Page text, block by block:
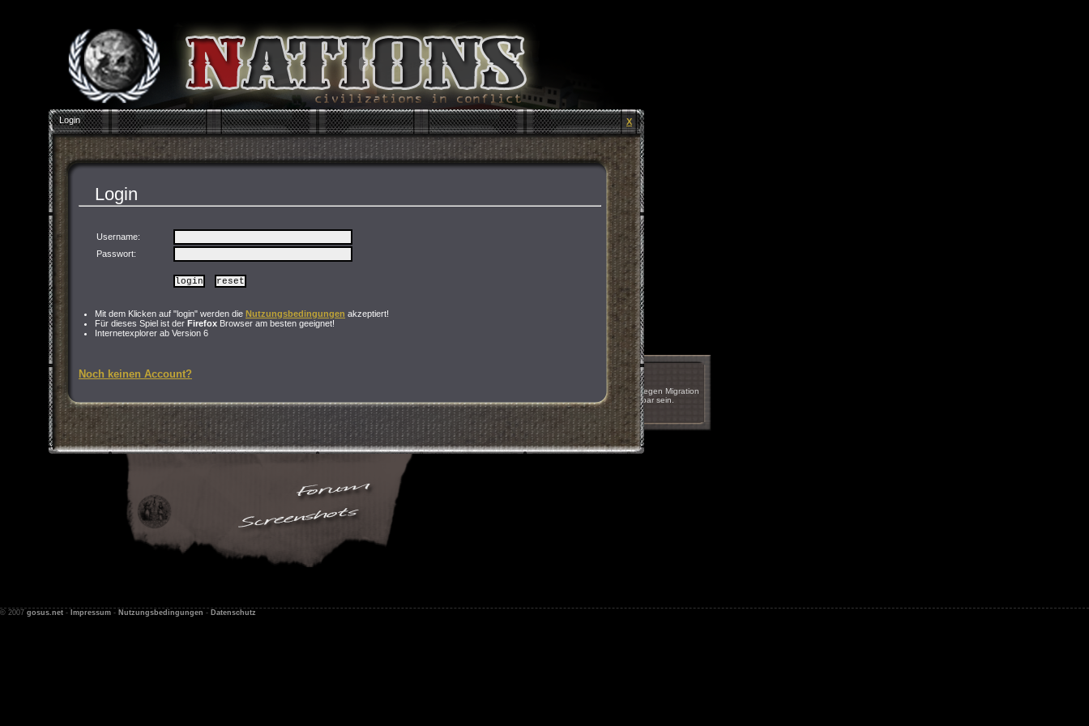
Das Spiel wird innerhalb der nächsten Wochen wegen Migration
auf einen anderen Server kurzzeitig nicht erreichbar sein.
nächste
Login X
Login
Username:
Passwort:
Mit dem Klicken auf "login" werden die Nutzungsbedingungen akzeptiert!
Für dieses Spiel ist der Firefox Browser am besten geeignet!
Internetexplorer ab Version 6
Noch keinen Account?
© 2007 gosus.net - Impressum - Nutzungsbedingungen - Datenschutz